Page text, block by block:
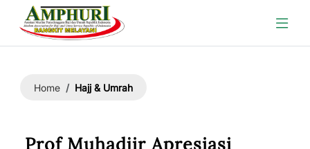
Home Hajj & Umrah
Prof Muhadjir Apresiasi